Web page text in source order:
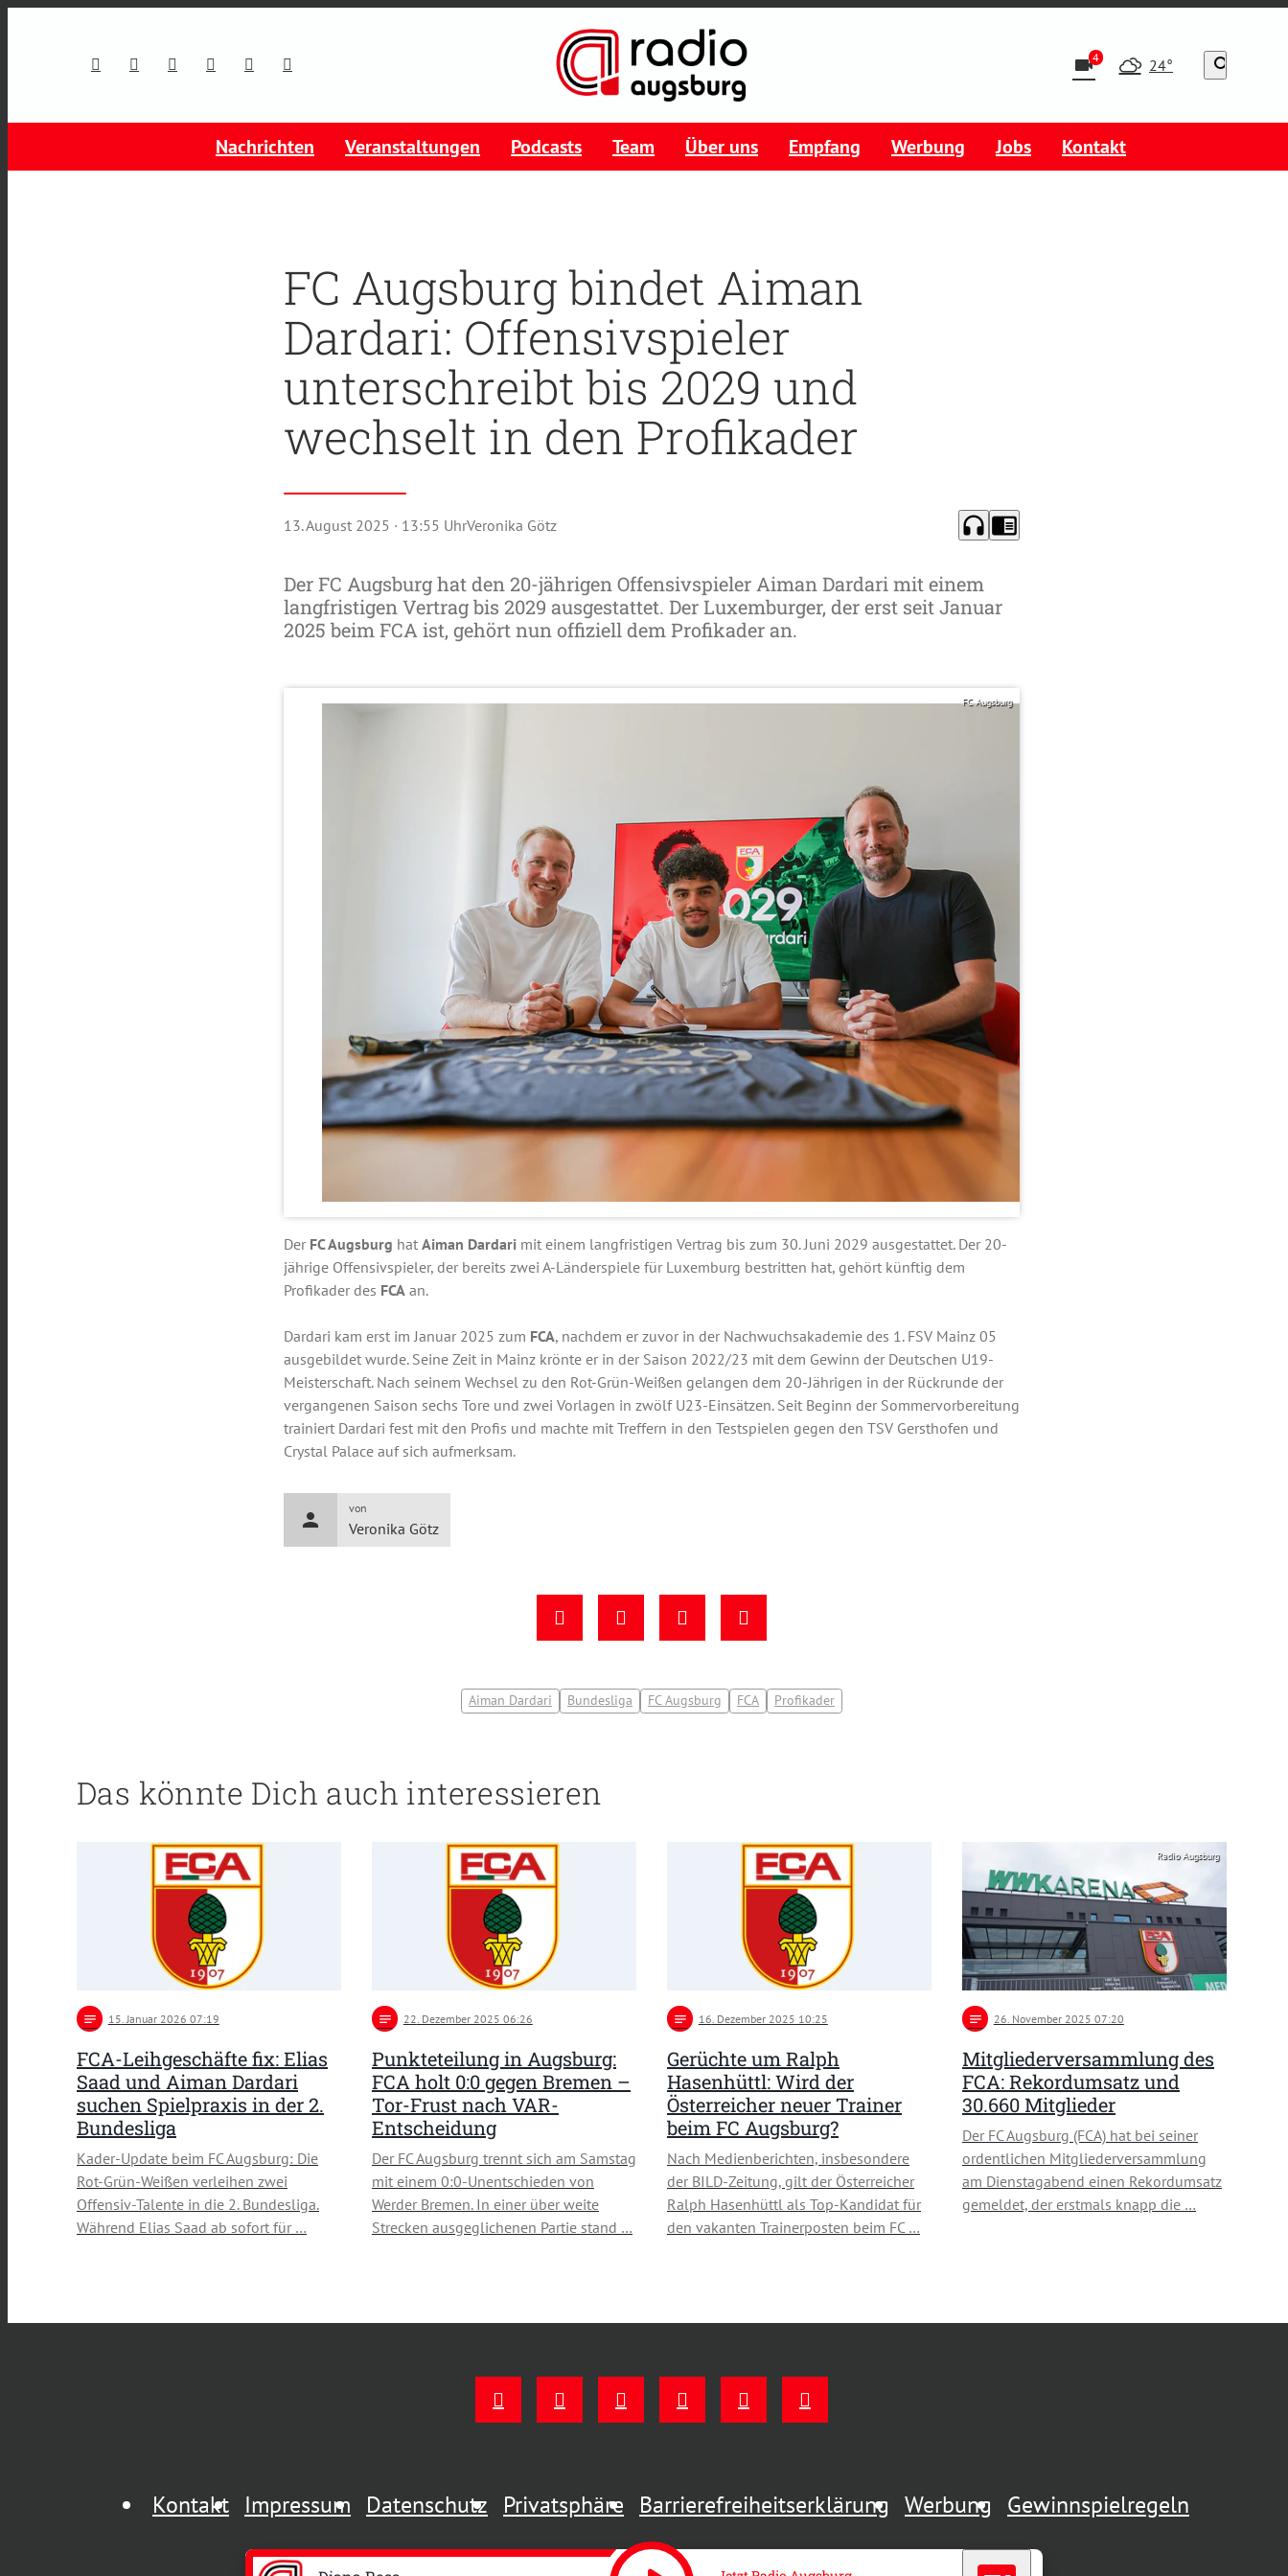
videocam4 24° search
Nachrichten Veranstaltungen Podcasts Team Über uns Empfang Werbung Jobs Kontakt
FC Augsburg bindet Aiman
Dardari: Offensivspieler
unterschreibt bis 2029 und
wechselt in den Profikader
13. August 2025 · 13:55 UhrVeronika Götz headphones chrome_reader_mode
Der FC Augsburg hat den 20-jährigen Offensivspieler Aiman Dardari mit einem
langfristigen Vertrag bis 2029 ausgestattet. Der Luxemburger, der erst seit Januar
2025 beim FCA ist, gehört nun offiziell dem Profikader an.
FC Augsburg
Der FC Augsburg hat Aiman Dardari mit einem langfristigen Vertrag bis zum 30. Juni 2029 ausgestattet. Der 20-
jährige Offensivspieler, der bereits zwei A-Länderspiele für Luxemburg bestritten hat, gehört künftig dem
Profikader des FCA an.
Dardari kam erst im Januar 2025 zum FCA, nachdem er zuvor in der Nachwuchsakademie des 1. FSV Mainz 05
ausgebildet wurde. Seine Zeit in Mainz krönte er in der Saison 2022/23 mit dem Gewinn der Deutschen U19-
Meisterschaft. Nach seinem Wechsel zu den Rot-Grün-Weißen gelangen dem 20-Jährigen in der Rückrunde der
vergangenen Saison sechs Tore und zwei Vorlagen in zwölf U23-Einsätzen. Seit Beginn der Sommervorbereitung
trainiert Dardari fest mit den Profis und machte mit Treffern in den Testspielen gegen den TSV Gersthofen und
Crystal Palace auf sich aufmerksam.
person
von
Veronika Götz
Aiman Dardari Bundesliga FC Augsburg FCA Profikader
Das könnte Dich auch interessieren
notes 15 . Januar 2026 07:19
FCA-Leihgeschäfte fix: Elias
Saad und Aiman Dardari
suchen Spielpraxis in der 2.
Bundesliga
Kader-Update beim FC Augsburg: Die
Rot-Grün-Weißen verleihen zwei
Offensiv-Talente in die 2. Bundesliga.
Während Elias Saad ab sofort für …
notes 22 . Dezember 2025 06:26
Punkteteilung in Augsburg:
FCA holt 0:0 gegen Bremen –
Tor-Frust nach VAR-
Entscheidung
Der FC Augsburg trennt sich am Samstag
mit einem 0:0-Unentschieden von
Werder Bremen. In einer über weite
Strecken ausgeglichenen Partie stand …
notes 16 . Dezember 2025 10:25
Gerüchte um Ralph
Hasenhüttl: Wird der
Österreicher neuer Trainer
beim FC Augsburg?
Nach Medienberichten, insbesondere
der BILD-Zeitung, gilt der Österreicher
Ralph Hasenhüttl als Top-Kandidat für
den vakanten Trainerposten beim FC …
Radio Augsburg
notes 26 . November 2025 07:20
Mitgliederversammlung des
FCA: Rekordumsatz und
30.660 Mitglieder
Der FC Augsburg (FCA) hat bei seiner
ordentlichen Mitgliederversammlung
am Dienstagabend einen Rekordumsatz
gemeldet, der erstmals knapp die …
Kontakt Impressum Datenschutz Privatsphäre Barrierefreiheitserklärung Werbung Gewinnspielregeln